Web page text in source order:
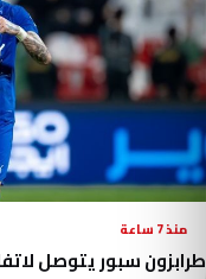
منذ 7 ساعة
طرابزون سبور يتوصل